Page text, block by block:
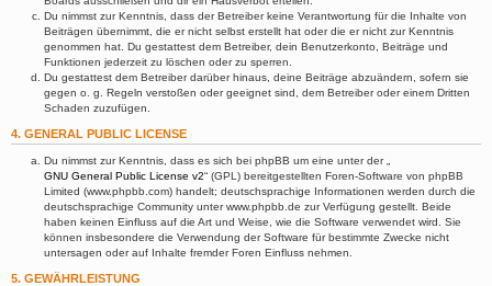
Du nimmst zur Kenntnis, dass der Betreiber keine Verantwortung für die Inhalte von
Beiträgen übernimmt, die er nicht selbst erstellt hat oder die er nicht zur Kenntnis
genommen hat. Du gestattest dem Betreiber, dein Benutzerkonto, Beiträge und
Funktionen jederzeit zu löschen oder zu sperren.
Du gestattest dem Betreiber darüber hinaus, deine Beiträge abzuändern, sofern sie
gegen o. g. Regeln verstoßen oder geeignet sind, dem Betreiber oder einem Dritten
Schaden zuzufügen.
4. GENERAL PUBLIC LICENSE
Du nimmst zur Kenntnis, dass es sich bei phpBB um eine unter der „
GNU General Public License v2“ (GPL) bereitgestellten Foren-Software von phpBB
Limited (www.phpbb.com) handelt; deutschsprachige Informationen werden durch die
deutschsprachige Community unter www.phpbb.de zur Verfügung gestellt. Beide
haben keinen Einfluss auf die Art und Weise, wie die Software verwendet wird. Sie
können insbesondere die Verwendung der Software für bestimmte Zwecke nicht
untersagen oder auf Inhalte fremder Foren Einfluss nehmen.
5. GEWÄHRLEISTUNG